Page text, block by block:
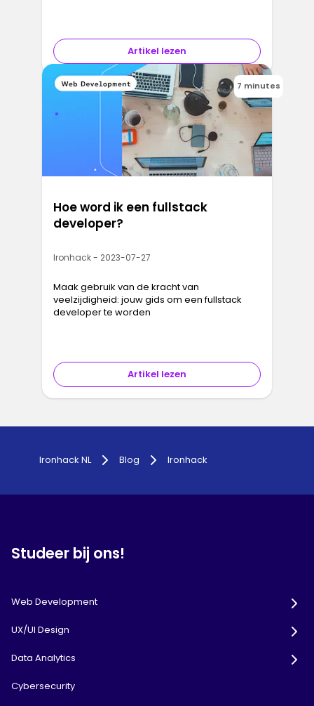
Artikel lezen
7 minutes
Hoe word ik een fullstack
developer?
Ironhack - 2023-07-27
Maak gebruik van de kracht van
veelzijdigheid: jouw gids om een fullstack
developer te worden
Artikel lezen
1
2 3
Ironhack NL Blog Ironhack
Studeer bij ons!
Web Development
UX/UI Design
Data Analytics
Cybersecurity